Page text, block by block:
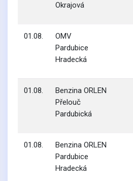
Okrajová
01.08.
OMV
Pardubice
Hradecká
01.08.
Benzina ORLEN
Přelouč
Pardubická
01.08.
Benzina ORLEN
Pardubice
Hradecká